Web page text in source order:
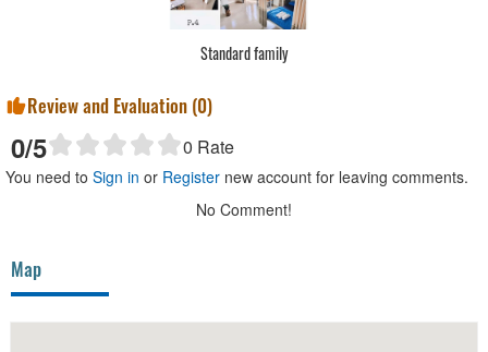
Standard family
Review and Evaluation (0)
0/5 0 Rate
You need to Sign in or Register new account for leaving comments.
No Comment!
Map